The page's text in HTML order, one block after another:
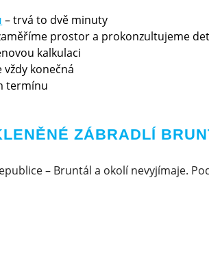
– trvá to dvě minuty
prostor a prokonzultujeme
kalkulaci
konečná
termínu
ZÁBRADLÍ
– Bruntál a okolí nevyjímaje.